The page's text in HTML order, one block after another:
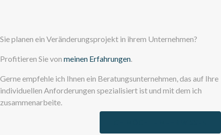
Sie planen ein Veränderungsprojekt in ihrem Unternehmen?
Profitieren Sie von meinen Erfahrungen.
Gerne empfehle ich Ihnen ein Beratungsunternehmen, das auf Ihre
individuellen Anforderungen spezialisiert ist und mit dem ich
zusammenarbeite.